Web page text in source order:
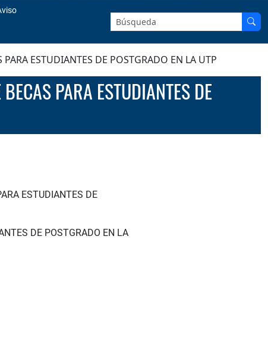
Buscar en el sitio:
ESTUDIANTES DE POSTGRADO EN LA UTP
ESTUDIANTES DE
DE POSTGRADO EN LA